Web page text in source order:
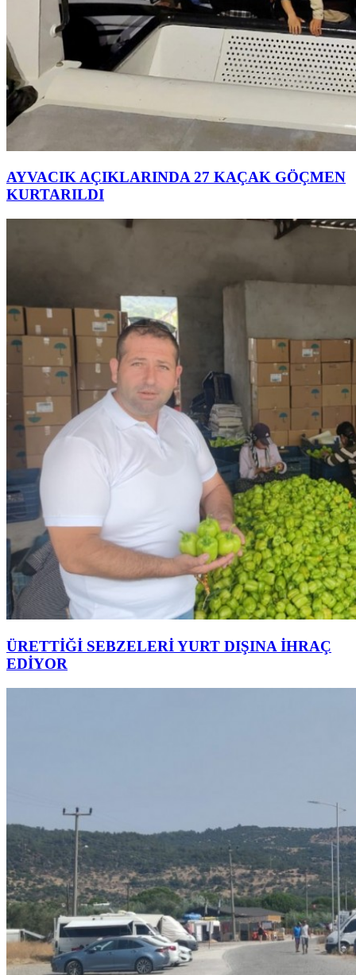
AYVACIK AÇIKLARINDA 27 KAÇAK GÖÇMEN
KURTARILDI
ÜRETTİĞİ SEBZELERİ YURT DIŞINA İHRAÇ
EDİYOR